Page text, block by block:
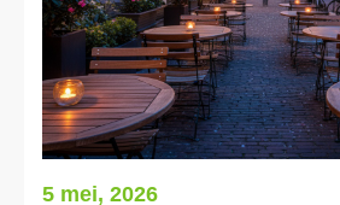
5 mei, 2026